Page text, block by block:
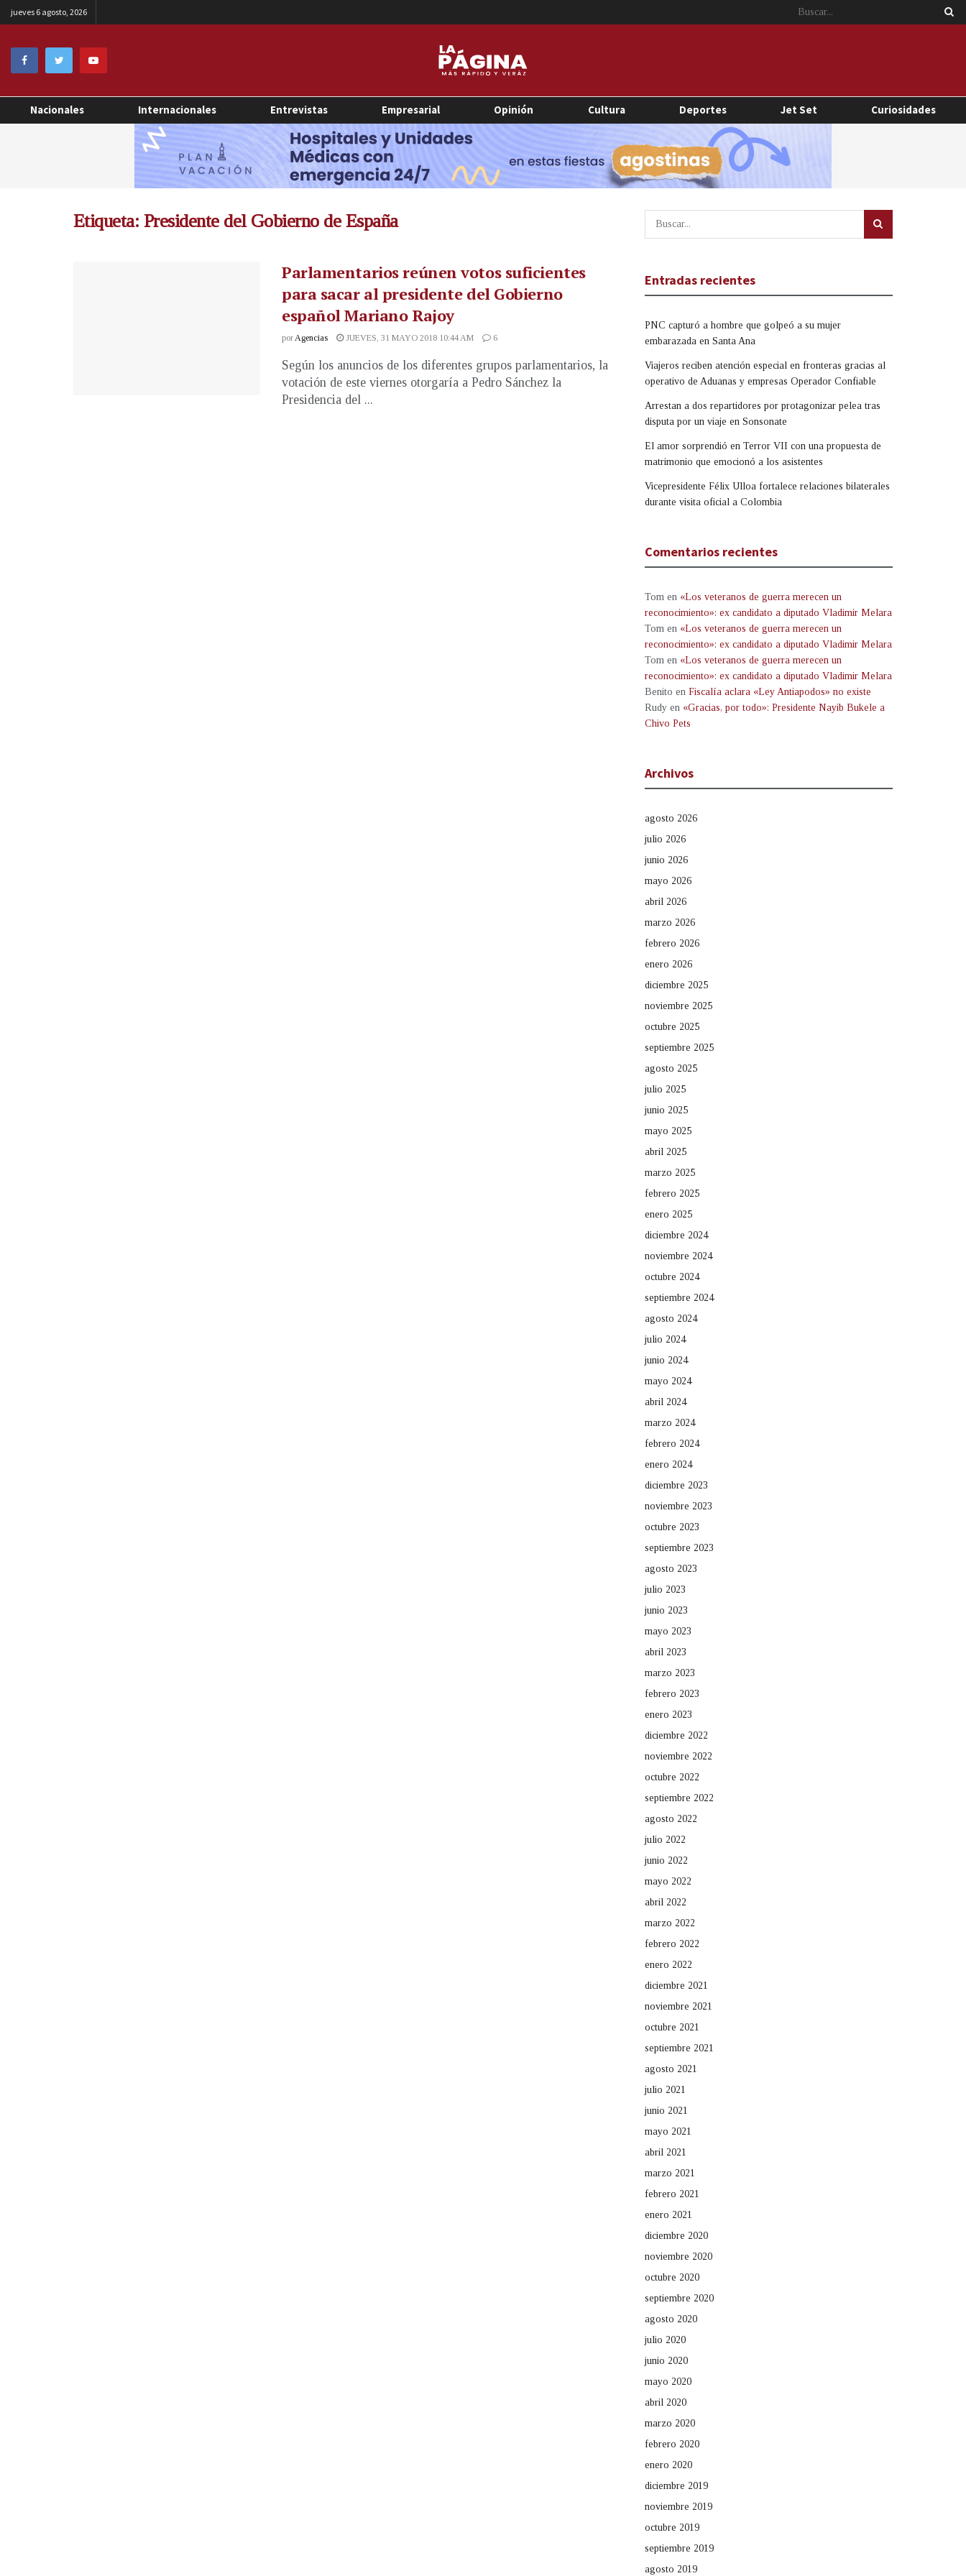
jueves 6 agosto, 2026
Nacionales Internacionales Entrevistas Empresarial Opinión Cultura Deportes Jet Set Curiosidades
Etiqueta: Presidente del Gobierno de España
Parlamentarios reúnen votos suficientes
para sacar al presidente del Gobierno
español Mariano Rajoy
porAgencias JUEVES, 31 MAYO 2018 10:44 AM 6
Según los anuncios de los diferentes grupos parlamentarios, la
votación de este viernes otorgaría a Pedro Sánchez la
Presidencia del ...
Entradas recientes
PNC capturó a hombre que golpeó a su mujer
embarazada en Santa Ana
Viajeros reciben atención especial en fronteras gracias al
operativo de Aduanas y empresas Operador Confiable
Arrestan a dos repartidores por protagonizar pelea tras
disputa por un viaje en Sonsonate
El amor sorprendió en Terror VII con una propuesta de
matrimonio que emocionó a los asistentes
Vicepresidente Félix Ulloa fortalece relaciones bilaterales
durante visita oficial a Colombia
Comentarios recientes
Tom en «Los veteranos de guerra merecen un
reconocimiento»: ex candidato a diputado Vladimir Melara
Tom en «Los veteranos de guerra merecen un
reconocimiento»: ex candidato a diputado Vladimir Melara
Tom en «Los veteranos de guerra merecen un
reconocimiento»: ex candidato a diputado Vladimir Melara
Benito en Fiscalía aclara «Ley Antiapodos» no existe
Rudy en «Gracias, por todo»: Presidente Nayib Bukele a
Chivo Pets
Archivos
agosto 2026
julio 2026
junio 2026
mayo 2026
abril 2026
marzo 2026
febrero 2026
enero 2026
diciembre 2025
noviembre 2025
octubre 2025
septiembre 2025
agosto 2025
julio 2025
junio 2025
mayo 2025
abril 2025
marzo 2025
febrero 2025
enero 2025
diciembre 2024
noviembre 2024
octubre 2024
septiembre 2024
agosto 2024
julio 2024
junio 2024
mayo 2024
abril 2024
marzo 2024
febrero 2024
enero 2024
diciembre 2023
noviembre 2023
octubre 2023
septiembre 2023
agosto 2023
julio 2023
junio 2023
mayo 2023
abril 2023
marzo 2023
febrero 2023
enero 2023
diciembre 2022
noviembre 2022
octubre 2022
septiembre 2022
agosto 2022
julio 2022
junio 2022
mayo 2022
abril 2022
marzo 2022
febrero 2022
enero 2022
diciembre 2021
noviembre 2021
octubre 2021
septiembre 2021
agosto 2021
julio 2021
junio 2021
mayo 2021
abril 2021
marzo 2021
febrero 2021
enero 2021
diciembre 2020
noviembre 2020
octubre 2020
septiembre 2020
agosto 2020
julio 2020
junio 2020
mayo 2020
abril 2020
marzo 2020
febrero 2020
enero 2020
diciembre 2019
noviembre 2019
octubre 2019
septiembre 2019
agosto 2019